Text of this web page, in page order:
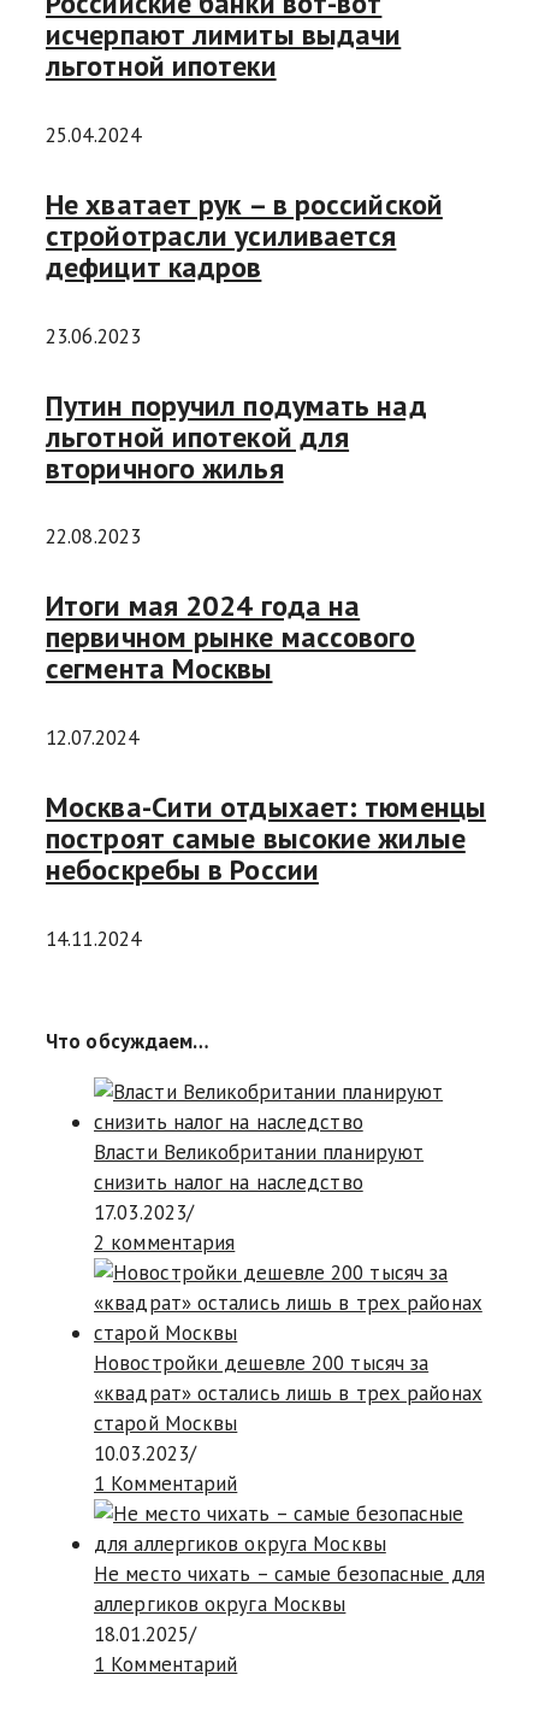
исчерпают лимиты выдачи
льготной ипотеки
25.04.2024
Не хватает рук – в российской
стройотрасли усиливается
дефицит кадров
23.06.2023
Путин поручил подумать над
льготной ипотекой для
вторичного жилья
22.08.2023
Итоги мая 2024 года на
первичном рынке массового
сегмента Москвы
12.07.2024
Москва-Сити отдыхает: тюменцы
построят самые высокие жилые
небоскребы в России
14.11.2024
Что обсуждаем…
Власти Великобритании планируют
снизить налог на наследство
17.03.2023/
2 комментария
Новостройки дешевле 200 тысяч за
«квадрат» остались лишь в трех районах
старой Москвы
10.03.2023/
1 Комментарий
Не место чихать – самые безопасные для
аллергиков округа Москвы
18.01.2025/
1 Комментарий